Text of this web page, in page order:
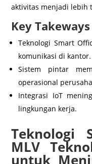
aktivitas menjadi lebih
Key Takeways
Teknologi Smart
komunikasi di kantor.
Sistem pintar
operasional
Integrasi IoT
lingkungan kerja.
Teknologi
MLV
untuk